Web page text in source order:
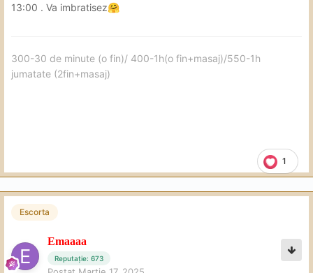
13:00 . Va imbratisez🤗
1
300-30 de minute (o fin)/ 400-1h(o fin+masaj)/550-1h
jumatate (2fin+masaj)
Escorta
Emaaaa
Reputație: 673